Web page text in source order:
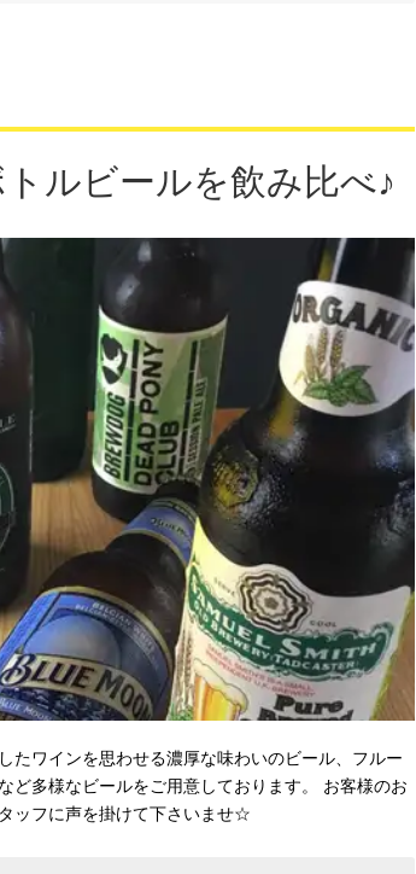
ルビールを飲み比べ♪
たワインを思わせる濃厚な味わいのビール、フルー
ど多様なビールをご用意しております。 お客様のお
ッフに声を掛けて下さいませ☆